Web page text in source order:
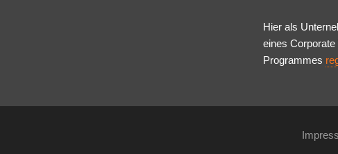
Hier als
eines Corporate
Programmes